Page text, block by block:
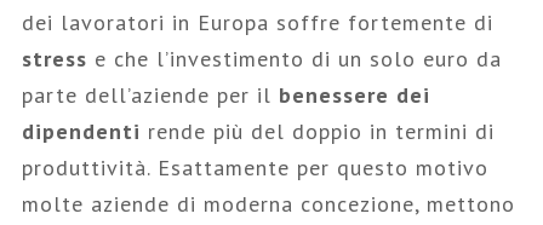
dei lavoratori in Europa soffre fortemente di
stress e che l’investimento di un solo euro da
parte dell’aziende per il benessere dei
dipendenti rende più del doppio in termini di
produttività. Esattamente per questo motivo
molte aziende di moderna concezione, mettono